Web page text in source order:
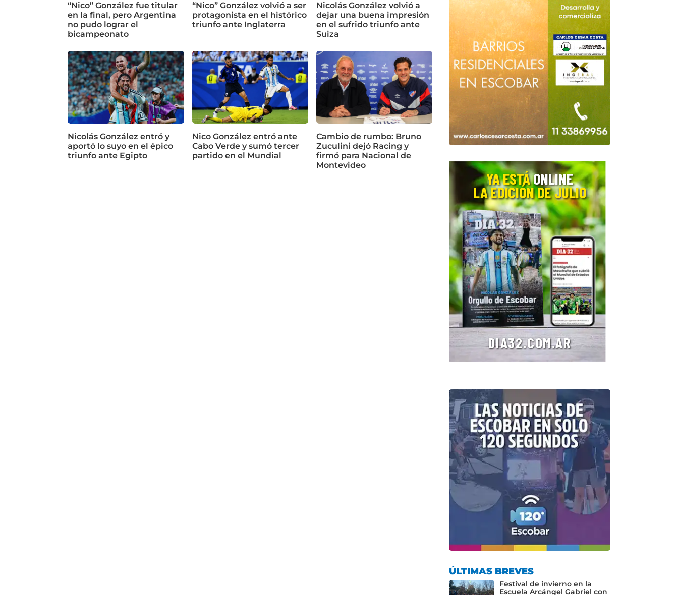
“Nico” González fue titular
en la final, pero Argentina
no pudo lograr el
bicampeonato
“Nico” González volvió a ser
protagonista en el histórico
triunfo ante Inglaterra
Nicolás González volvió a
dejar una buena impresión
en el sufrido triunfo ante
Suiza
Nicolás González entró y
aportó lo suyo en el épico
triunfo ante Egipto
Nico González entró ante
Cabo Verde y sumó tercer
partido en el Mundial
Cambio de rumbo: Bruno
Zuculini dejó Racing y
firmó para Nacional de
Montevideo
ÚLTIMAS BREVES
Festival de invierno en la
Escuela Arcángel Gabriel con